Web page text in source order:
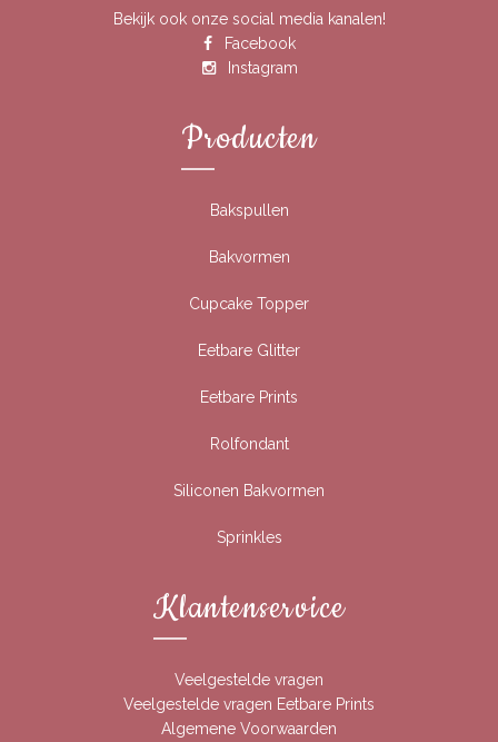
Bekijk ook onze social media kanalen!
Facebook
Instagram
Producten
Bakspullen
Bakvormen
Cupcake Topper
Eetbare Glitter
Eetbare Prints
Rolfondant
Siliconen Bakvormen
Sprinkles
Klantenservice
Veelgestelde vragen
Veelgestelde vragen Eetbare Prints
Algemene Voorwaarden